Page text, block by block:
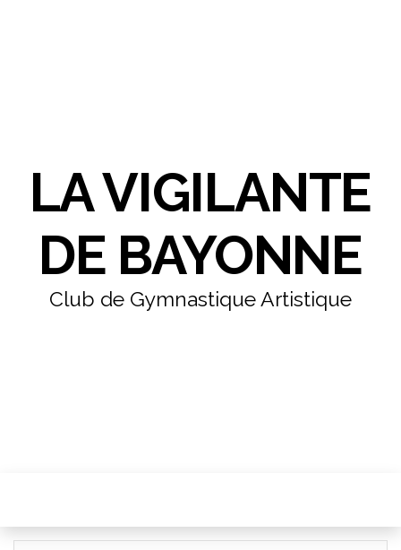
LA VIGILANTE
DE BAYONNE
Club de Gymnastique Artistique